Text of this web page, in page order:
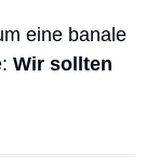
eine banale
Wir sollten